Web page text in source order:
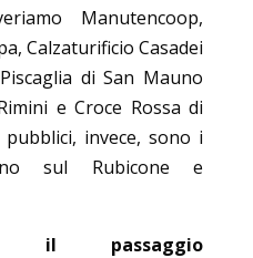
Manutencoop,
Calzaturificio Casadei
di San Mauno
e Croce Rossa di
invece, sono i
sul Rubicone e
il passaggio